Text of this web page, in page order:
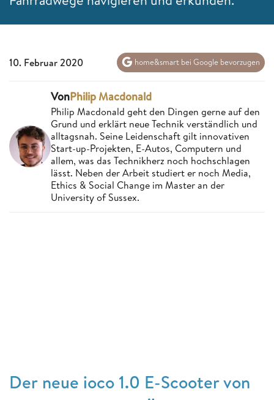
10. Februar 2020 home&smart bei Google bevorzugen
VonPhilip Macdonald
Philip Macdonald geht den Dingen gerne auf den
Grund und erklärt neue Technik verständlich und
alltagsnah. Seine Leidenschaft gilt innovativen
Start-up-Projekten, E-Autos, Computern und
allem, was das Technikherz noch hochschlagen
lässt. Neben der Arbeit studiert er noch Media,
Ethics & Social Change im Master an der
University of Sussex.
Der neue ioco 1.0 E-Scooter von